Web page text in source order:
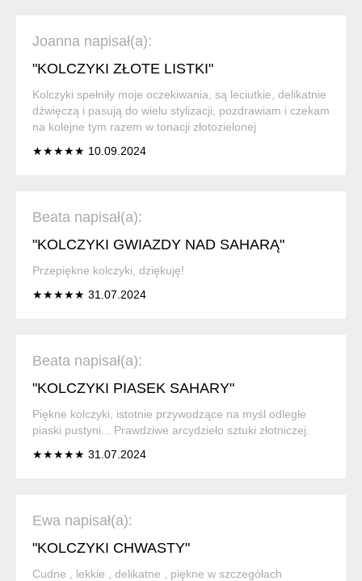
Joanna napisał(a):
"KOLCZYKI ZŁOTE LISTKI"
Kolczyki spełniły moje oczekiwania, są leciutkie, delikatnie
dźwięczą i pasują do wielu stylizacji, pozdrawiam i czekam
na kolejne tym razem w tonacji złotozielonej
★★★★★ 10.09.2024
Beata napisał(a):
"KOLCZYKI GWIAZDY NAD SAHARĄ"
Przepiękne kolczyki, dziękuję!
★★★★★ 31.07.2024
Beata napisał(a):
"KOLCZYKI PIASEK SAHARY"
Piękne kolczyki, istotnie przywodzące na myśl odległe
piaski pustyni... Prawdziwe arcydzieło sztuki złotniczej.
★★★★★ 31.07.2024
Ewa napisał(a):
"KOLCZYKI CHWASTY"
Cudne , lekkie , delikatne , piękne w szczegółach